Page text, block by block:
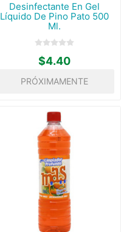
Desinfectante En Gel
Líquido De Pino Pato 500
Ml.
$4.40
PRÓXIMAMENTE